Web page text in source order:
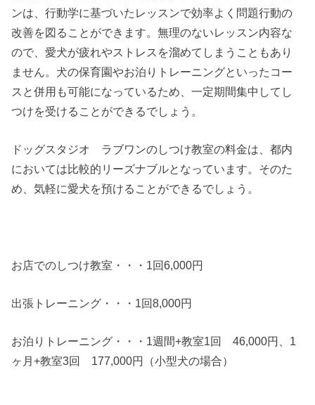
ンは、行動学に基づいたレッスンで効率よく問題行動の
改善を図ることができます。無理のないレッスン内容な
ので、愛犬が疲れやストレスを溜めてしまうこともあり
ません。犬の保育園やお泊りトレーニングといったコー
スと併用も可能になっているため、一定期間集中してし
つけを受けることができるでしょう。
ドッグスタジオ ラブワンのしつけ教室の料金は、都内
においては比較的リーズナブルとなっています。そのた
め、気軽に愛犬を預けることができるでしょう。
お店でのしつけ教室・・・1回6,000円
出張トレーニング・・・1回8,000円
お泊りトレーニング・・・1週間+教室1回 46,000円、1
ヶ月+教室3回 177,000円（小型犬の場合）